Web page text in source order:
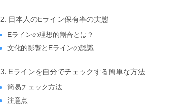
2. 日本人のEライン保有率の実態
Eラインの理想的割合とは？
文化的影響とEラインの認識
3. Eラインを自分でチェックする簡単な方法
簡易チェック方法
注意点